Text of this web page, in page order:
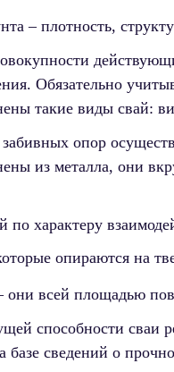
– плотность,
Обязательно
такие виды свай:
опор
из металла, они
по характеру
опираются на
они всей площадью
способности сваи
базе сведений о